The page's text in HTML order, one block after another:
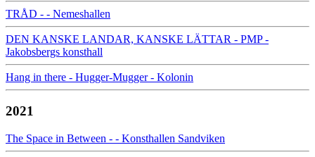
TRÅD - - Nemeshallen
DEN KANSKE LANDAR, KANSKE LÄTTAR - PMP -
Jakobsbergs konsthall
Hang in there - Hugger-Mugger - Kolonin
2021
The Space in Between - - Konsthallen Sandviken